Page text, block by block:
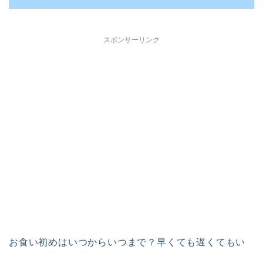
スポンサーリンク
お食い初めはいつからいつまで？早くても遅くてもい